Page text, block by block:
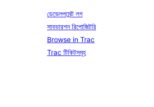
ডেভেলপমেন্ট লগ
সাবভারশন রিপোজিটরি
Browse in Trac
Trac টিকিটসমূহ